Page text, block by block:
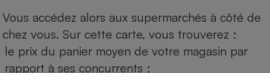
Vous accédez alors aux supermarchés à côté de
chez vous. Sur cette carte, vous trouverez :
le prix du panier moyen de votre magasin par
rapport à ses concurrents ;